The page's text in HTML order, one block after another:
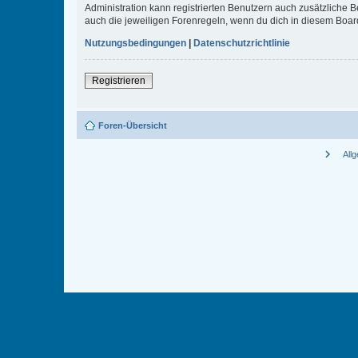
Administration kann registrierten Benutzern auch zusätzliche
auch die jeweiligen Forenregeln, wenn du dich in diesem
Nutzungsbedingungen | Datenschutzrichtlinie
Registrieren
Foren-Übersicht
chevron_right